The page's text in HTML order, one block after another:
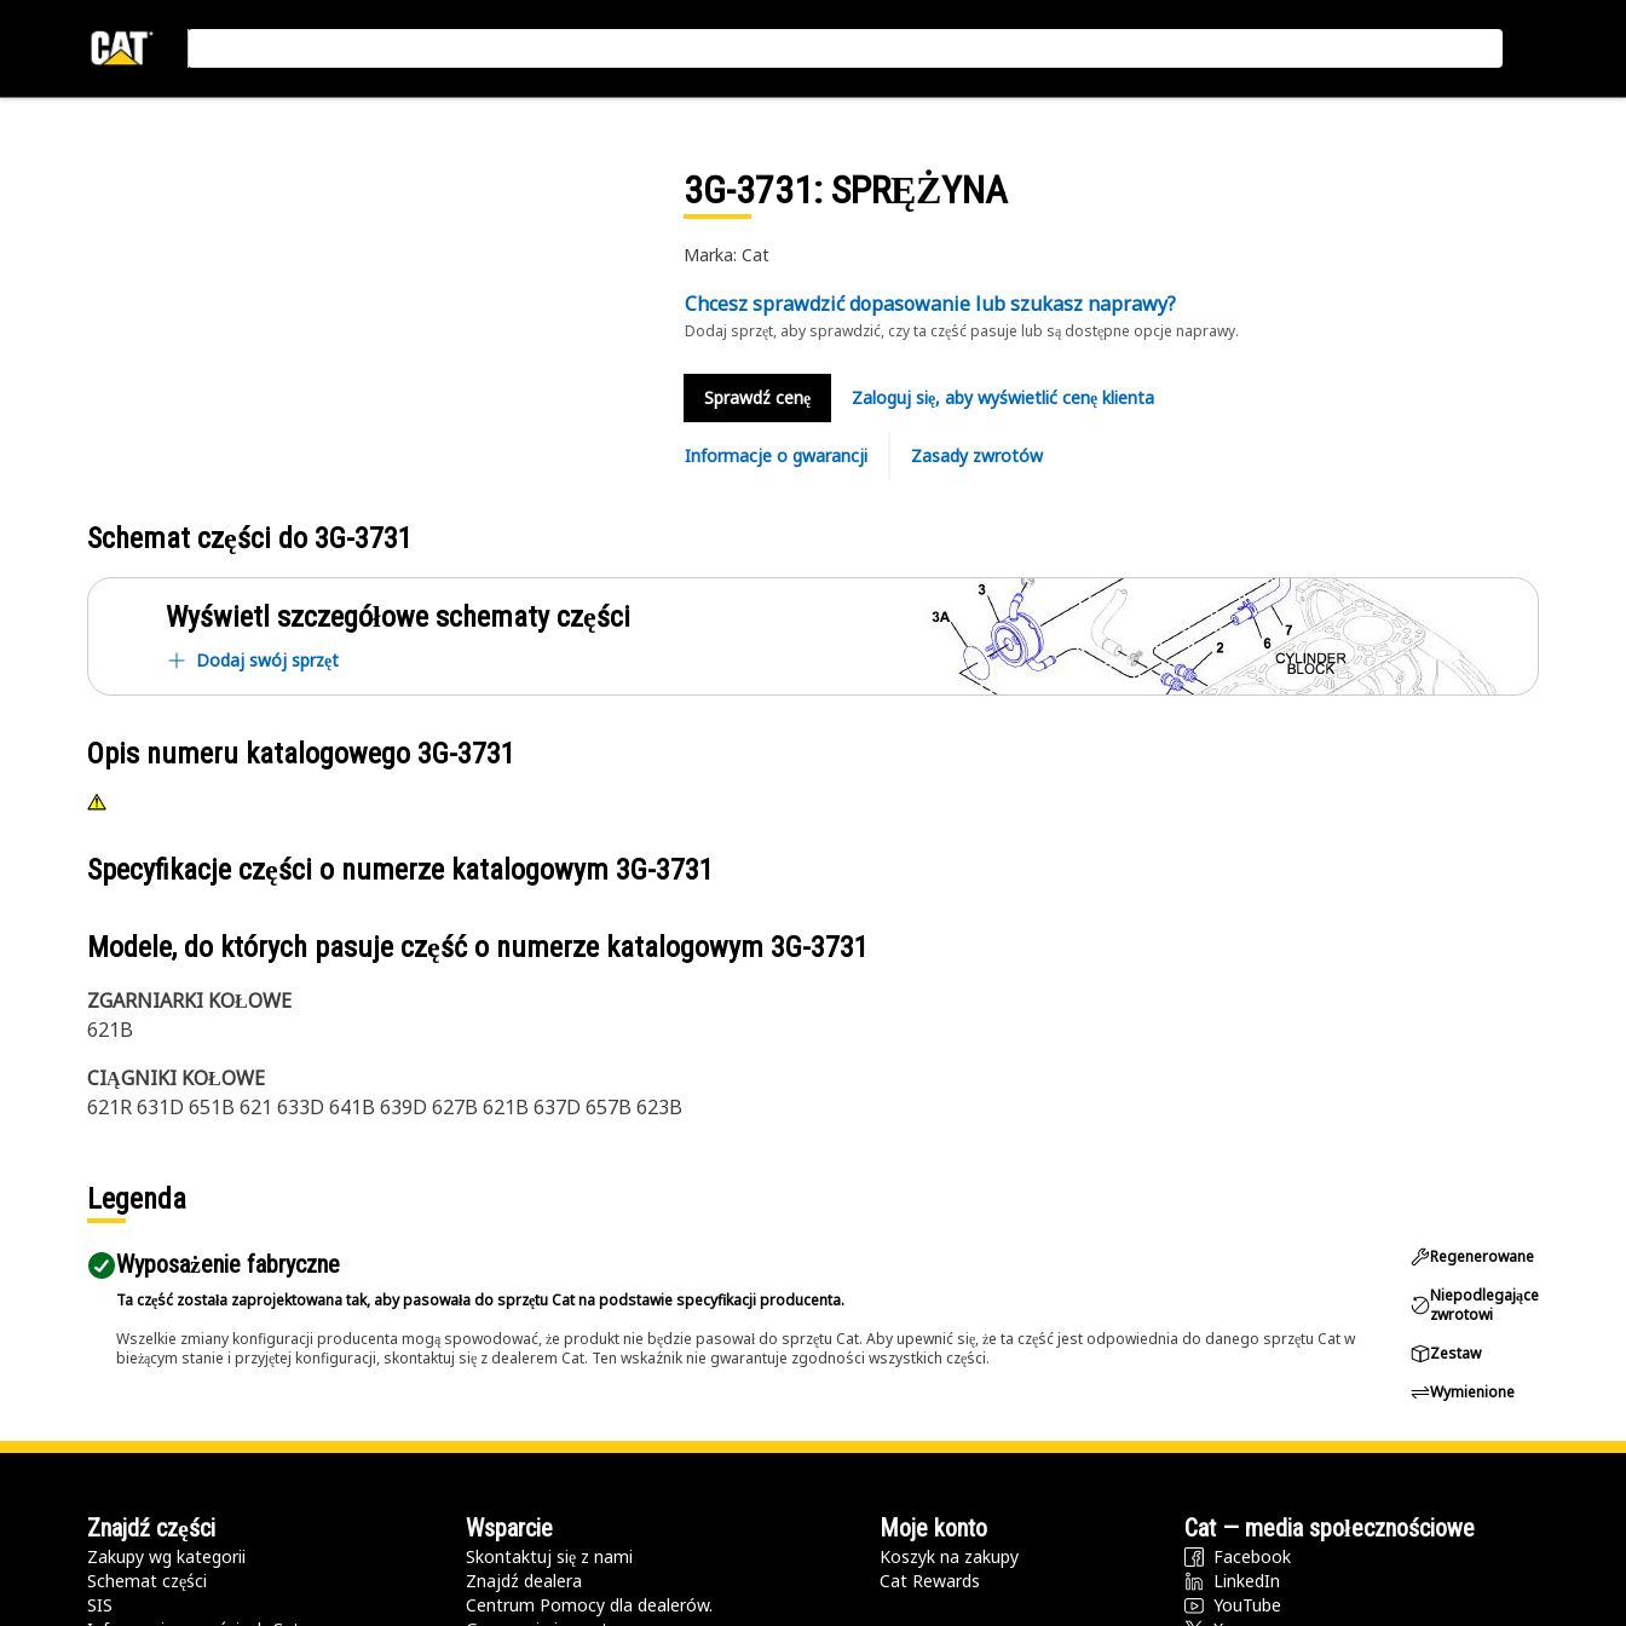
3G-3731: SPRĘŻYNA
Marka: Cat
Chcesz sprawdzić dopasowanie lub szukasz naprawy?
Dodaj sprzęt, aby sprawdzić, czy ta część pasuje lub są dostępne opcje naprawy.
Sprawdź cenę Zaloguj się, aby wyświetlić cenę klienta
Informacje o gwarancji Zasady zwrotów
Schemat części do 3G-3731
Wyświetl szczegółowe schematy części
Dodaj swój sprzęt
Opis numeru katalogowego 3G-3731
Specyfikacje części o numerze katalogowym 3G-3731
Modele, do których pasuje część o numerze katalogowym 3G-3731
ZGARNIARKI KOŁOWE
621B
CIĄGNIKI KOŁOWE
621R 631D 651B 621 633D 641B 639D 627B 621B 637D 657B 623B
Legenda
Wyposażenie fabryczne
Ta część została zaprojektowana tak, aby pasowała do sprzętu Cat na podstawie specyfikacji producenta.
Wszelkie zmiany konfiguracji producenta mogą spowodować, że produkt nie będzie pasował do sprzętu Cat. Aby upewnić się, że ta część jest odpowiednia do danego sprzętu Cat w
bieżącym stanie i przyjętej konfiguracji, skontaktuj się z dealerem Cat. Ten wskaźnik nie gwarantuje zgodności wszystkich części.
Regenerowane
Niepodlegające
zwrotowi
Zestaw
Wymienione
Znajdź części
Zakupy wg kategorii
Schemat części
SIS
Wsparcie
Skontaktuj się z nami
Znajdź dealera
Centrum Pomocy dla dealerów.
Moje konto
Koszyk na zakupy
Cat Rewards
Cat — media społecznościowe
Facebook
LinkedIn
YouTube